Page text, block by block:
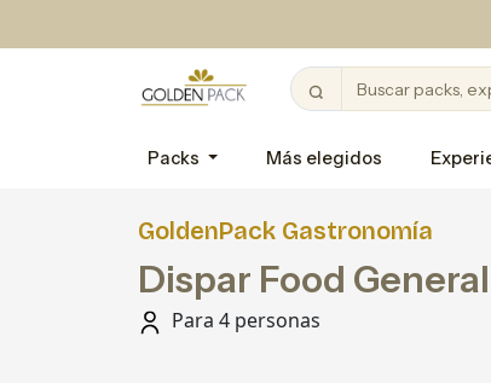
Packs Más elegidos
GoldenPack Gastronomía
Dispar Food
Para 4 personas